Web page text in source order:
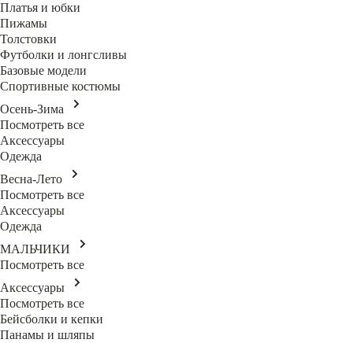
Платья и юбки
Пижамы
Толстовки
Футболки и лонгсливы
Базовые модели
Спортивные костюмы
Осень-Зима
Посмотреть все
Аксессуары
Одежда
Весна-Лето
Посмотреть все
Аксессуары
Одежда
МАЛЬЧИКИ
Посмотреть все
Аксессуары
Посмотреть все
Бейсболки и кепки
Панамы и шляпы